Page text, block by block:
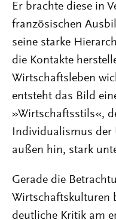
Er brachte diese in
französischen
seine starke
die Kontakte
Wirtschaftsleben
entsteht das Bild
»Wirtschaftsstils«,
Individualismus der
außen hin, stark
Gerade die
Wirtschaftskulturen
deutliche Kritik am